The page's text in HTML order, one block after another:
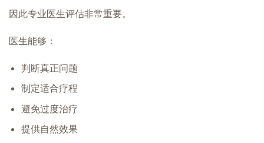
因此专业医生评估非常重要。
医生能够：
判断真正问题
制定适合疗程
避免过度治疗
提供自然效果